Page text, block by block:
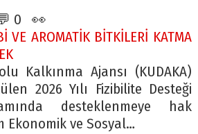
0 👀
VE AROMATİK BİTKİLERİ KATMA
Kalkınma Ajansı (KUDAKA)
2026 Yılı Fizibilite Desteği
desteklenmeye hak
Ekonomik ve Sosyal…